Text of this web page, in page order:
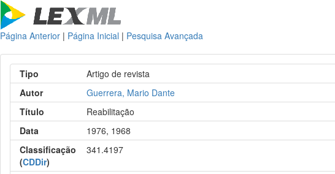
Página Anterior | Página Inicial | Pesquisa Avançada
Tipo
Artigo de revista
Autor
Guerrera, Mario Dante
Título
Reabilitação
Data
1976, 1968
Classificação
(CDDir)
341.4197